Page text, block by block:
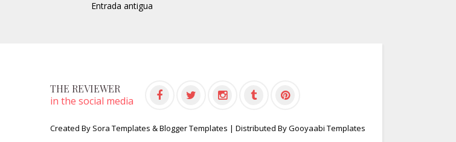
Entrada antigua
THE REVIEWER
in the social media
Created By Sora Templates &Blogger Templates | Distributed ByGooyaabi Templates